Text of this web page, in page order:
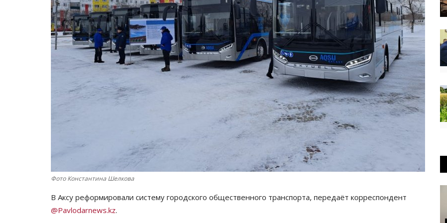
Фото Константина Шелкова
В Аксу реформировали систему городского общественного транспорта, передаёт корреспондент
@Pavlodarnews.kz.